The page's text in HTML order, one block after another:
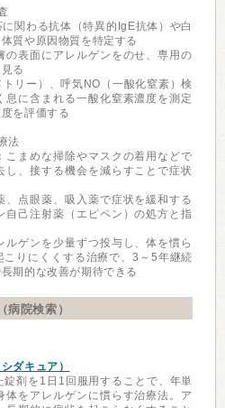
関わる抗体（特異的IgE抗体）や白
質や原因物質を特定する
の表面にアレルゲンをのせ、専用の
る
リー）、呼気NO（一酸化窒素）検
に含まれる一酸化窒素濃度を測定
を評価する
法
こまめな掃除やマスクの着用などで
し、接する機会を減らすことで症状
、点眼薬、吸入薬で症状を緩和する
自己注射薬（エピペン）の処方と指
ルゲンを少量ずつ投与し、体を慣ら
りにくくする治療で、3～5年継続
期的な改善が期待できる
病院検索）
ダキュア）
錠剤を1日1回服用することで、年単
をアレルゲンに慣らす治療法。ア